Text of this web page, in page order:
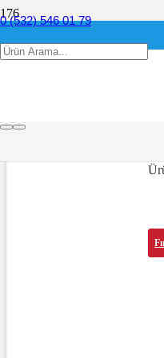
0 (532) 546 01 79
info@ofis360.com
Tek